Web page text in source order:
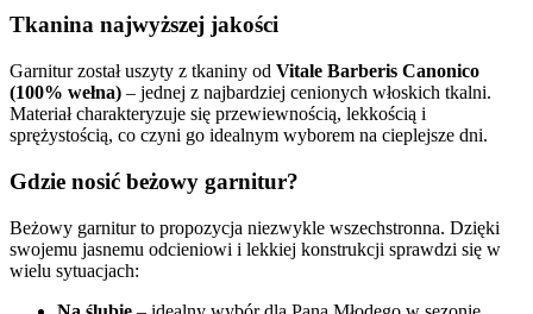
Tkanina najwyższej jakości
Garnitur został uszyty z tkaniny od Vitale Barberis Canonico
(100% wełna) – jednej z najbardziej cenionych włoskich tkalni.
Materiał charakteryzuje się przewiewnością, lekkością i
sprężystością, co czyni go idealnym wyborem na cieplejsze dni.
Gdzie nosić beżowy garnitur?
Beżowy garnitur to propozycja niezwykle wszechstronna. Dzięki
swojemu jasnemu odcieniowi i lekkiej konstrukcji sprawdzi się w
wielu sytuacjach: